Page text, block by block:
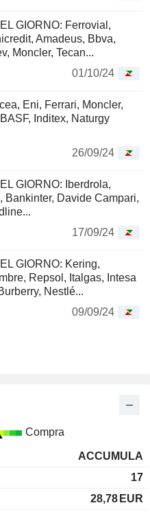
GIORNO: Ferrovial,
Amadeus, Bbva,
Moncler, Tecan...
01/10/24
Eni, Ferrari, Moncler,
Inditex, Naturgy
26/09/24
GIORNO: Iberdrola,
Bankinter, Davide Campari,
17/09/24
GIORNO: Kering,
Repsol, Italgas, Intesa
Nestlé...
09/09/24
Compra
ACCUMULA
17
28,78 EUR